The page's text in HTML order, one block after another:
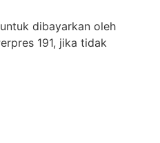
dibayarkan oleh
191, jika tidak